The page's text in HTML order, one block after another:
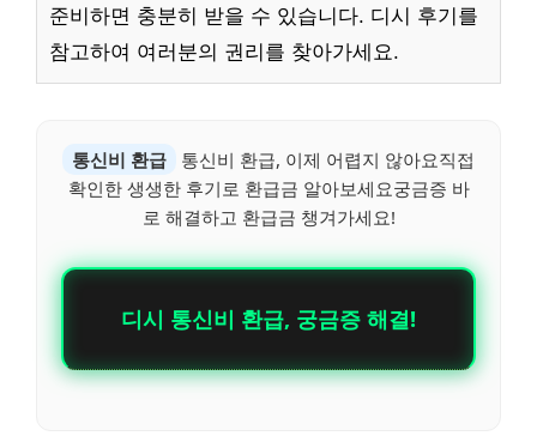
준비하면 충분히 받을 수 있습니다. 디시 후기를
참고하여 여러분의 권리를 찾아가세요.
통신비 환급
통신비 환급, 이제 어렵지 않아요직접
확인한 생생한 후기로 환급금 알아보세요궁금증 바
로 해결하고 환급금 챙겨가세요!
디시 통신비 환급, 궁금증 해결!